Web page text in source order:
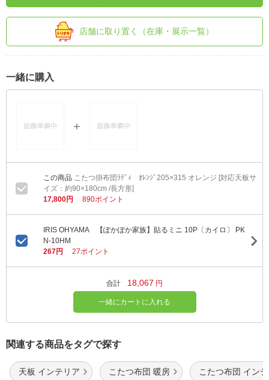
店舗に取り置く（在庫・展示一覧）
一緒に購入
こたつ掛布団ﾗﾃﾞｨ ｵﾚﾝｼﾞ205×315 オレンジ [対応天板サ
イズ：約90×180cm /長方形]
17,800円
890ポイント
IRIS OHYAMA 【ぽかぽか家族】貼るミニ 10P〔カイロ〕 PK
N-10HM
267円
27ポイント
合計 18,067 円
一緒にカートに入れる
関連する商品をタグで探す
天板 インテリア こたつ布団 暖房 こたつ布団 イン